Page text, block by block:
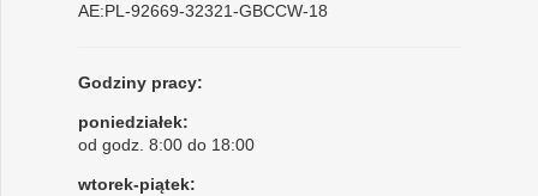
AE:PL-92669-32321-GBCCW-18
Godziny pracy:
poniedziałek:
od godz. 8:00 do 18:00
wtorek-piątek: